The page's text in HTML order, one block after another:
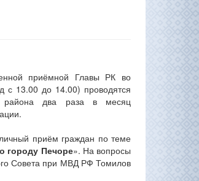
приёмной Главы РК во
с 13.00 до 14.00) проводятся
два раза в месяц
приём граждан по теме
городу Печоре». На вопросы
Совета при МВД РФ Томилов